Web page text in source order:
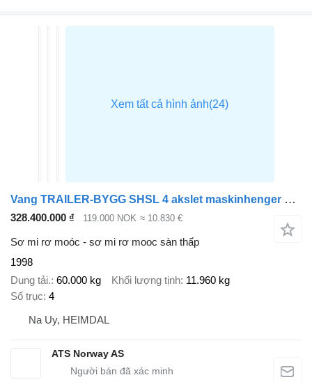
Vang TRAILER-BYGG SHSL 4 akslet maskinhenger m/ hydrauliske kjørebroe
328.400.000 ₫ 119.000 NOK ≈ 10.830 €
Sơ mi rơ moóc - sơ mi rơ mooc sàn thấp
1998
Dung tải. 60.000 kg Khối lượng tịnh 11.960 kg
Số trục 4
Na Uy, HEIMDAL
ATS Norway AS